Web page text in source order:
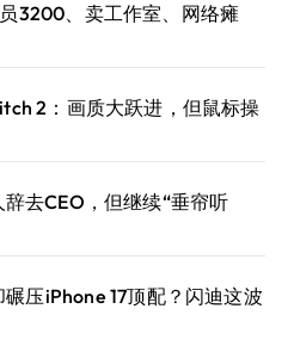
3200、卖工作室、网络瘫
2：画质大跃进，但鼠标操
去CEO，但继续“垂帘听
压iPhone 17顶配？闪迪这波